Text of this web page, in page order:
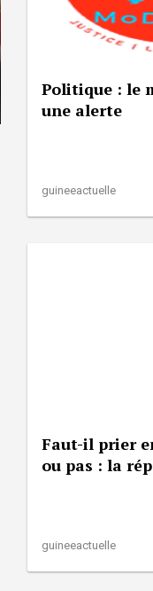
Politique : le
une alerte
guineeactuelle
Faut-il prier
ou pas : la
guineeactuelle